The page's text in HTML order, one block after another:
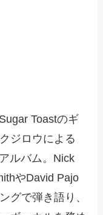
Toastのギ
ジロウによる
ルバム。Nick
やDavid Pajo
グで弾き語り、